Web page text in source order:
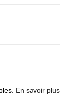
En savoir plus